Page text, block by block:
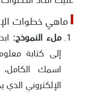
ماهي خطوات
ملء النموذج:
إلى كتابة
اسمك الكامل،
الإلكتروني